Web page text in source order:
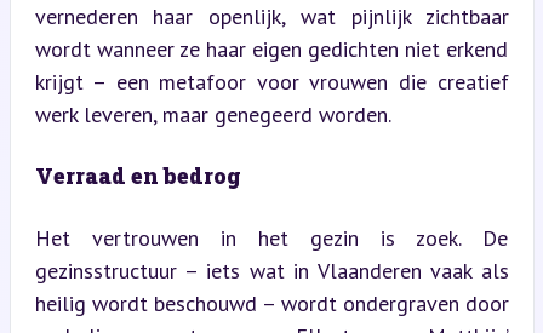
vernederen haar openlijk, wat pijnlijk zichtbaar
wordt wanneer ze haar eigen gedichten niet erkend
krijgt – een metafoor voor vrouwen die creatief
werk leveren, maar genegeerd worden.
Verraad en bedrog
Het vertrouwen in het gezin is zoek. De
gezinsstructuur – iets wat in Vlaanderen vaak als
heilig wordt beschouwd – wordt ondergraven door